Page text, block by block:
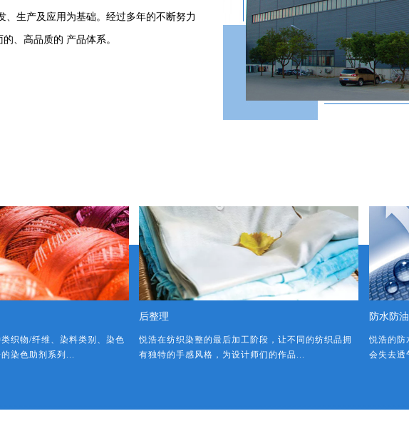
、生产及应用为基础。经过多年的不断努力
、高品质的 产品体系。
织物/纤维、染料类别、染色
染色助剂系列...
后整理
悦浩在纺织染整的最后加工阶段，让不同的纺织品拥
有独特的手感风格，为设计师们的作品...
防水防
悦浩的防
会失去透